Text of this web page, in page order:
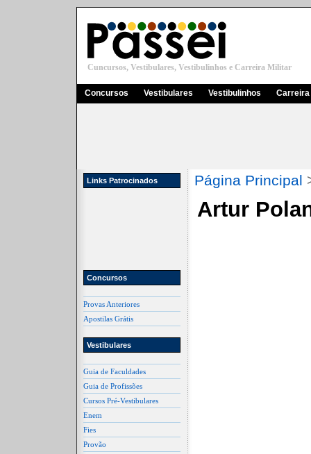
Cuncursos, Vestibulares, Vestibulinhos e Carreira Militar
Concursos Vestibulares Vestibulinhos
Links Patrocinados
Concursos
Provas Anteriores
Apostilas Grátis
Vestibulares
Guia de Faculdades
Guia de Profissões
Cursos Pré-Vestibulares
Enem
Fies
Provão
Página Principal
Artur